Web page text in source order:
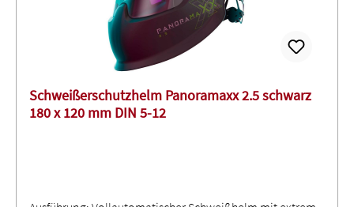
Schweißerschutzhelm Panoramaxx 2.5 schwarz
180 x 120 mm DIN 5-12